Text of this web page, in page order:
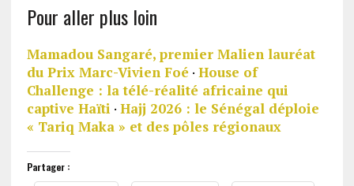
Pour aller plus loin
Mamadou Sangaré, premier Malien lauréat
du Prix Marc-Vivien Foé· House of
Challenge : la télé-réalité africaine qui
captive Haïti · Hajj 2026 : le Sénégal déploie
« Tariq Maka » et des pôles régionaux
Partager :